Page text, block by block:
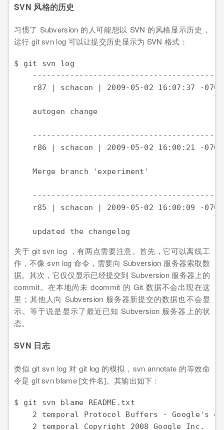
SVN 风格的历史
习惯了 Subversion 的人可能想以 SVN 的风格显示历史，
运行 git svn log 可以让提交历史显示为 SVN 格式：
$ git svn log
r87 | schacon | 2009-05-02 16:07:37 -
    autogen change
r86 | schacon | 2009-05-02 16:00:21 -
    Merge branch 'experiment'
r85 | schacon | 2009-05-02 16:00:09 -
    updated the changelog
关于 git svn log ，有两点需要注意。首先，它可以离线工
作，不像 svn log 命令，需要向 Subversion 服务器索取数
据。其次，它仅仅显示已经提交到 Subversion 服务器上的
commit。在本地尚未 dcommit 的 Git 数据不会出现在这
里；其他人向 Subversion 服务器新提交的数据也不会显
示。等于说是显示了最近已知 Subversion 服务器上的状
态。
SVN 日志
类似 git svn log 对 git log 的模拟，svn annotate 的等效命
令是 git svn blame [文件名]。其输出如下：
$ git svn blame README.txt
2 temporal Protocol Buffers - Google's
    2 temporal Copyright 2008 Google Inc.